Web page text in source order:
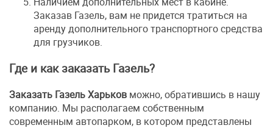
Наличием дополнительных мест в кабине.
Заказав Газель, вам не придется тратиться на
аренду дополнительного транспортного средства
для грузчиков.
Где и как заказать Газель?
Заказать Газель Харьков можно, обратившись в нашу
компанию. Мы располагаем собственным
современным автопарком, в котором представлены